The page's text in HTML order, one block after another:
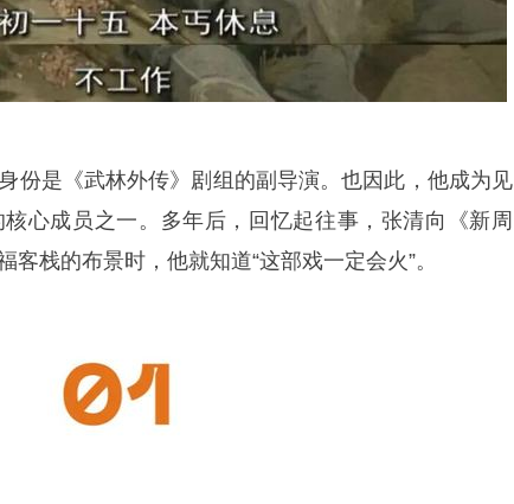
份是《武林外传》剧组的副导演。也因此，他成为见
心成员之一。多年后，回忆起往事，张清向《新周
栈的布景时，他就知道“这部戏一定会火”。